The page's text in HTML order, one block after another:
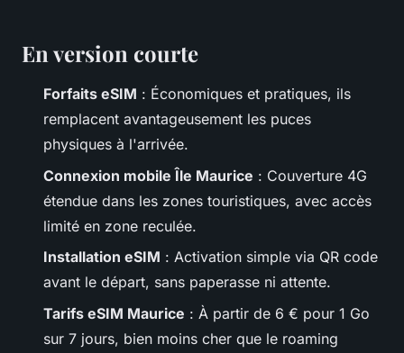
En version courte
Forfaits eSIM : Économiques et pratiques, ils
remplacent avantageusement les puces
physiques à l'arrivée.
Connexion mobile Île Maurice : Couverture 4G
étendue dans les zones touristiques, avec accès
limité en zone reculée.
Installation eSIM : Activation simple via QR code
avant le départ, sans paperasse ni attente.
Tarifs eSIM Maurice : À partir de 6 € pour 1 Go
sur 7 jours, bien moins cher que le roaming